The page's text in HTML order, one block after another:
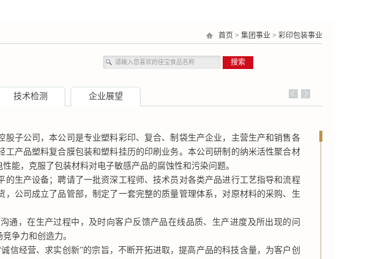
搜索
首页 > 集团事业> 彩印包装事业
技术检测 企业展望
子公司，本公司是专业塑料彩印、复合、制袋生产企业，主营生产和销售各
产品塑料复合膜包装和塑料挂历的印刷业务。本公司研制的纳米活性聚合材
能，克服了包装材料对电子敏感产品的腐蚀性和污染问题。
生产设备；聘请了一批资深工程师、技术员对各类产品进行工艺指导和流程
公司成立了品管部，制定了一套完整的质量管理体系，对原材料的采购、生
，在生产过程中，及时向客户反馈产品在线品质、生产进度及所出现的问
争力和创造力。
经营、求实创新”的宗旨，不断开拓进取，提高产品的科技含量，为客户创